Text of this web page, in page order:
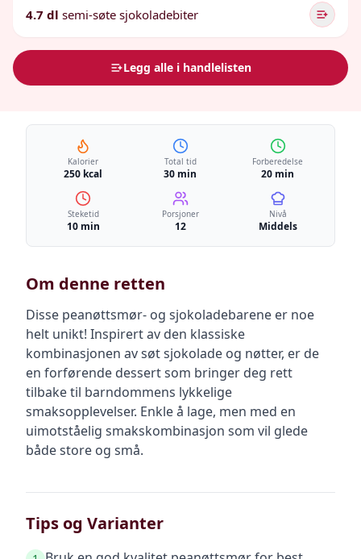
4.7 dl semi-søte sjokoladebiter
Legg alle i handlelisten
Kalorier
250 kcal
Total tid
30 min
Forberedelse
20 min
Steketid
10 min
Porsjoner
12
Nivå
Middels
Om denne retten
Disse peanøttsmør- og sjokoladebarene er noe
helt unikt! Inspirert av den klassiske
kombinasjonen av søt sjokolade og nøtter, er de
en forførende dessert som bringer deg rett
tilbake til barndommens lykkelige
smaksopplevelser. Enkle å lage, men med en
uimotståelig smakskombinasjon som vil glede
både store og små.
Tips og Varianter